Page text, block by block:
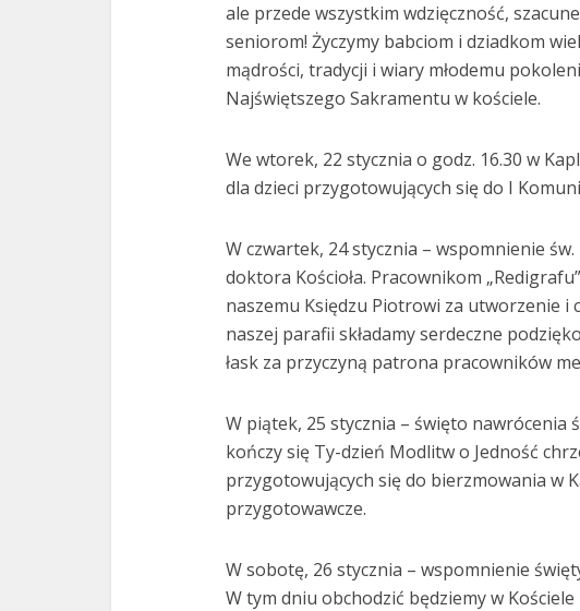
ale przede wszystkim wdzięczność,
seniorom! Życzymy babciom i dziadkom
mądrości, tradycji i wiary młodemu
Najświętszego Sakramentu w kościele.
We wtorek, 22 stycznia o godz. 16.30 w
dla dzieci przygotowujących się do I
W czwartek, 24 stycznia – wspomnienie
doktora Kościoła. Pracownikom
naszemu Księdzu Piotrowi za utworzenie
naszej parafii składamy serdeczne
łask za przyczyną patrona pracowników
W piątek, 25 stycznia – święto nawrócenia
kończy się Ty-dzień Modlitw o Jedność
przygotowujących się do bierzmowania w
przygotowawcze.
W sobotę, 26 stycznia – wspomnienie
W tym dniu obchodzić będziemy w